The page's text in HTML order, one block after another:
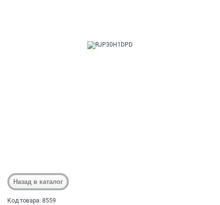
Код товара: 8559